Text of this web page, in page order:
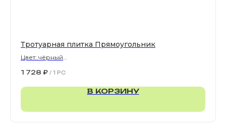
Тротуарная плитка Прямоугольник
Цвет: чёрный
1 728 ₽ / 1 PC
В КОРЗИНУ